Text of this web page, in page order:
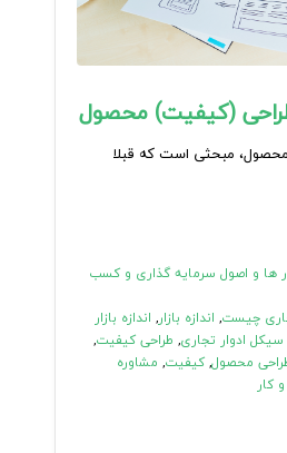
(کیفیت) محصول
مبحثی است که قبلا
ها و اصول سرمایه گذاری و کسب
چیست, اندازه بازار, اندازه بازار
سیکل ادوار تجاری, طراحی کیفیت,
محصول,کیفیت, مشاوره
کار